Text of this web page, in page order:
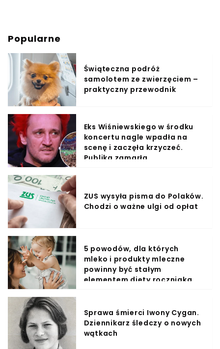
Popularne
Świąteczna podróż
samolotem ze zwierzęciem –
praktyczny przewodnik
Eks Wiśniewskiego w środku
koncertu nagle wpadła na
scenę i zaczęła krzyczeć.
Publika zamarła
ZUS wysyła pisma do Polaków.
Chodzi o ważne ulgi od opłat
5 powodów, dla których
mleko i produkty mleczne
powinny być stałym
elementem diety roczniaka
Sprawa śmierci Iwony Cygan.
Dziennikarz śledczy o nowych
wątkach